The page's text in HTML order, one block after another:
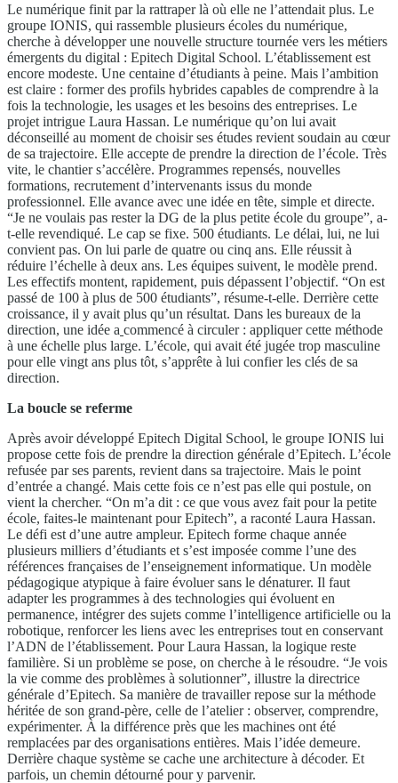
Le numérique finit par la rattraper là où elle ne l’attendait plus. Le
groupe IONIS, qui rassemble plusieurs écoles du numérique,
cherche à développer une nouvelle structure tournée vers les métiers
émergents du digital : Epitech Digital School. L’établissement est
encore modeste. Une centaine d’étudiants à peine. Mais l’ambition
est claire : former des profils hybrides capables de comprendre à la
fois la technologie, les usages et les besoins des entreprises. Le
projet intrigue Laura Hassan. Le numérique qu’on lui avait
déconseillé au moment de choisir ses études revient soudain au cœur
de sa trajectoire. Elle accepte de prendre la direction de l’école. Très
vite, le chantier s’accélère. Programmes repensés, nouvelles
formations, recrutement d’intervenants issus du monde
professionnel. Elle avance avec une idée en tête, simple et directe.
“Je ne voulais pas rester la DG de la plus petite école du groupe”, a-
t-elle revendiqué. Le cap se fixe. 500 étudiants. Le délai, lui, ne lui
convient pas. On lui parle de quatre ou cinq ans. Elle réussit à
réduire l’échelle à deux ans. Les équipes suivent, le modèle prend.
Les effectifs montent, rapidement, puis dépassent l’objectif. “On est
passé de 100 à plus de 500 étudiants”, résume-t-elle. Derrière cette
croissance, il y avait plus qu’un résultat. Dans les bureaux de la
direction, une idée a commencé à circuler : appliquer cette méthode
à une échelle plus large. L’école, qui avait été jugée trop masculine
pour elle vingt ans plus tôt, s’apprête à lui confier les clés de sa
direction.
La boucle se referme
Après avoir développé Epitech Digital School, le groupe IONIS lui
propose cette fois de prendre la direction générale d’Epitech. L’école
refusée par ses parents, revient dans sa trajectoire. Mais le point
d’entrée a changé. Mais cette fois ce n’est pas elle qui postule, on
vient la chercher. “On m’a dit : ce que vous avez fait pour la petite
école, faites-le maintenant pour Epitech”, a raconté Laura Hassan.
Le défi est d’une autre ampleur. Epitech forme chaque année
plusieurs milliers d’étudiants et s’est imposée comme l’une des
références françaises de l’enseignement informatique. Un modèle
pédagogique atypique à faire évoluer sans le dénaturer. Il faut
adapter les programmes à des technologies qui évoluent en
permanence, intégrer des sujets comme l’intelligence artificielle ou la
robotique, renforcer les liens avec les entreprises tout en conservant
l’ADN de l’établissement. Pour Laura Hassan, la logique reste
familière. Si un problème se pose, on cherche à le résoudre. “Je vois
la vie comme des problèmes à solutionner”, illustre la directrice
générale d’Epitech. Sa manière de travailler repose sur la méthode
héritée de son grand-père, celle de l’atelier : observer, comprendre,
expérimenter. À la différence près que les machines ont été
remplacées par des organisations entières. Mais l’idée demeure.
Derrière chaque système se cache une architecture à décoder. Et
parfois, un chemin détourné pour y parvenir.